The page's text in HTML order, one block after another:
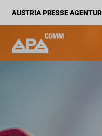
AUSTRIA PRESSE AGENTUR